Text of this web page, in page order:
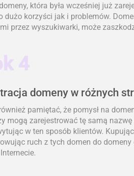
która była wcześniej już
dużo korzyści jak i problemów.
przez wyszukiwarki, może
4
domeny w różnych
pamiętać, że pomysł na
mogą zarejestrować tę samą
w ten sposób klientów.
ruch z tych domen do